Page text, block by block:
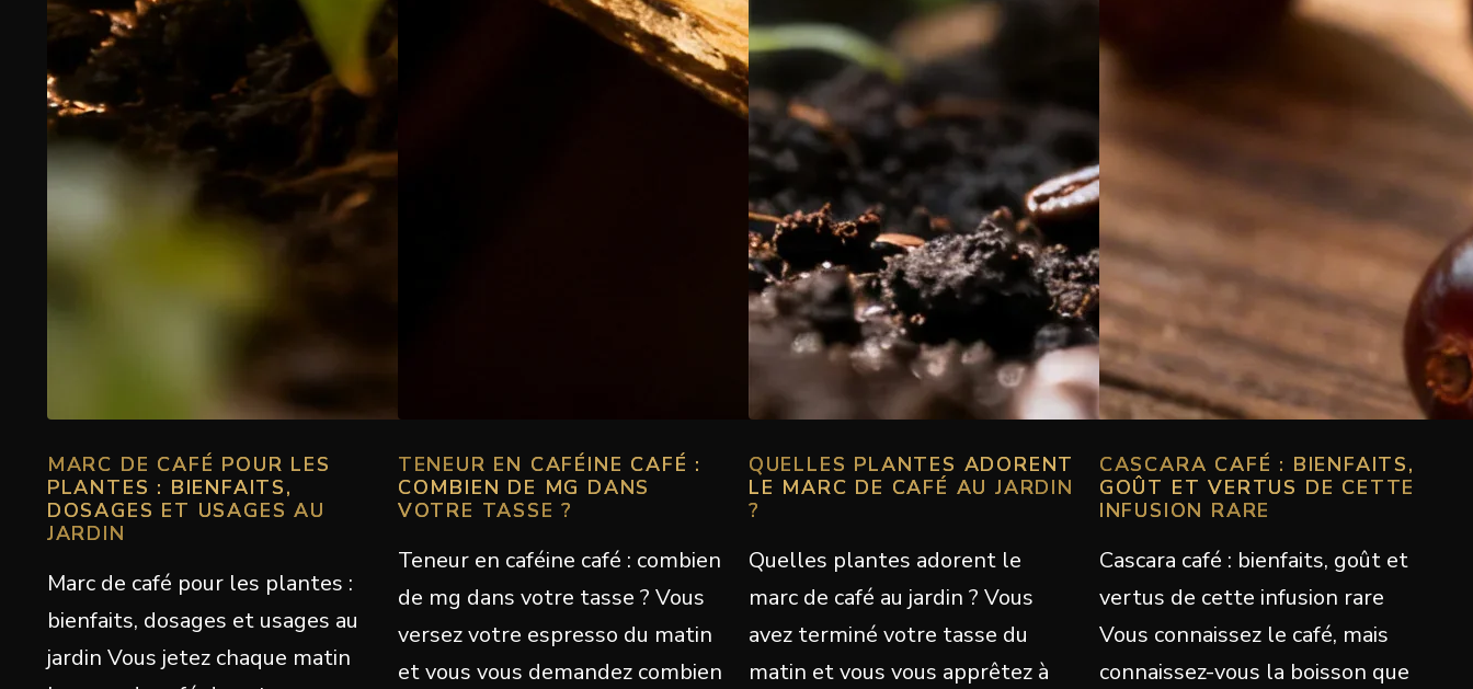
MARC DE CAFÉ POUR LES
PLANTES : BIENFAITS,
DOSAGES ET USAGES AU
JARDIN
Marc de café pour les plantes :
bienfaits, dosages et usages au
jardin Vous jetez chaque matin
TENEUR EN CAFÉINE CAFÉ :
COMBIEN DE MG DANS
VOTRE TASSE ?
Teneur en caféine café : combien
de mg dans votre tasse ? Vous
versez votre espresso du matin
et vous vous demandez combien
QUELLES PLANTES ADORENT
LE MARC DE CAFÉ AU JARDIN
?
Quelles plantes adorent le
marc de café au jardin ? Vous
avez terminé votre tasse du
matin et vous vous apprêtez à
CASCARA CAFÉ : BIENFAITS,
GOÛT ET VERTUS DE CETTE
INFUSION RARE
Cascara café : bienfaits, goût et
vertus de cette infusion rare
Vous connaissez le café, mais
connaissez-vous la boisson que